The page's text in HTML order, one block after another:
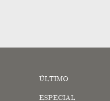
ÚLTIMO
ESPECIAL